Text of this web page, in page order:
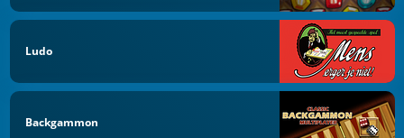
Ludo
Backgammon